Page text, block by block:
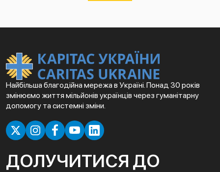
Найбільша благодійна мережа в Україні. Понад 30 років
змінюємо життя мільйонів українців через гуманітарну
допомогу та системні зміни.
ДОЛУЧИТИСЯ ДО